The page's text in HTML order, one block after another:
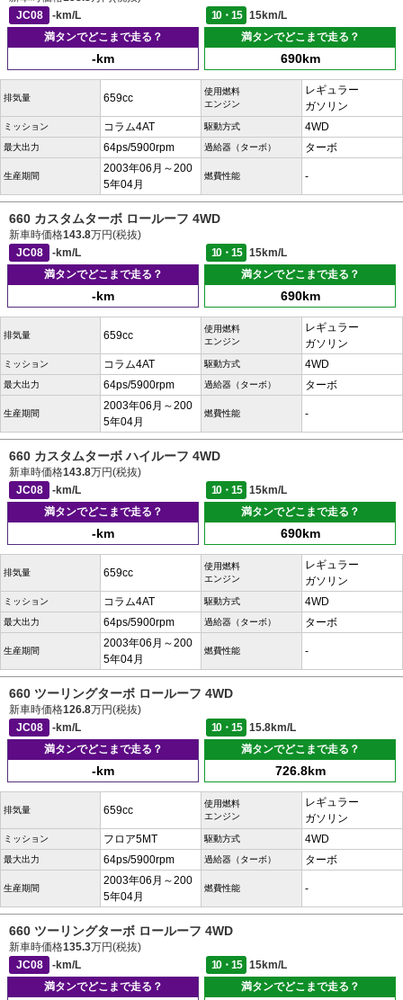
JC08
-km/L 10・15
15km/L
満タンでどこまで走る？
-km
満タンでどこまで走る？
690km
排気量 659cc
使用燃料
エンジン
レギュラー
ガソリン
ミッション コラム4AT 駆動方式 4WD
最大出力 64ps/5900rpm 過給器（ターボ） ターボ
生産期間
2003年06月～200
5年04月
燃費性能 -
660 カスタムターボ ロールーフ 4WD
新車時価格143.8万円(税抜)
JC08
-km/L 10・15
15km/L
満タンでどこまで走る？
-km
満タンでどこまで走る？
690km
排気量 659cc
使用燃料
エンジン
レギュラー
ガソリン
ミッション コラム4AT 駆動方式 4WD
最大出力 64ps/5900rpm 過給器（ターボ） ターボ
生産期間
2003年06月～200
5年04月
燃費性能 -
660 カスタムターボ ハイルーフ 4WD
新車時価格143.8万円(税抜)
JC08
-km/L 10・15
15km/L
満タンでどこまで走る？
-km
満タンでどこまで走る？
690km
排気量 659cc
使用燃料
エンジン
レギュラー
ガソリン
ミッション コラム4AT 駆動方式 4WD
最大出力 64ps/5900rpm 過給器（ターボ） ターボ
生産期間
2003年06月～200
5年04月
燃費性能 -
660 ツーリングターボ ロールーフ 4WD
新車時価格126.8万円(税抜)
JC08
-km/L 10・15
15.8km/L
満タンでどこまで走る？
-km
満タンでどこまで走る？
726.8km
排気量 659cc
使用燃料
エンジン
レギュラー
ガソリン
ミッション フロア5MT 駆動方式 4WD
最大出力 64ps/5900rpm 過給器（ターボ） ターボ
生産期間
2003年06月～200
5年04月
燃費性能 -
660 ツーリングターボ ロールーフ 4WD
新車時価格135.3万円(税抜)
JC08
-km/L 10・15
15km/L
満タンでどこまで走る？
満タンでどこまで走る？